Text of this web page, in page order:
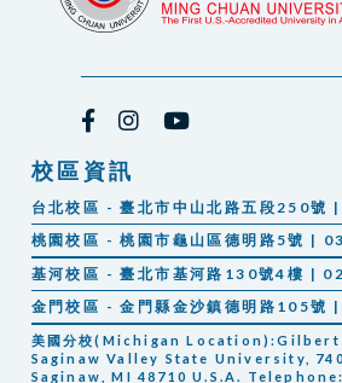
校區資訊
台北校區 - 臺北市中山北路五段250
桃園校區 - 桃園市龜山區德明路5號 |
基河校區 - 臺北市基河路130號4樓 |
金門校區 - 金門縣金沙鎮德明路105
美國分校(Michigan
Saginaw Valley State University,
Saginaw, MI 48710 U.S.A.